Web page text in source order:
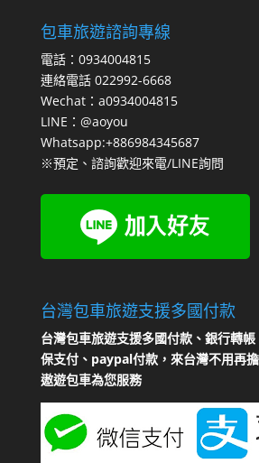
包車旅遊諮詢專線
電話：0934004815
連絡電話 022992-6668
Wechat：a0934004815
LINE：@aoyou
Whatsapp:+886984345687
※預定、諮詢歡迎來電/LINE詢問
台灣包車旅遊支援多國付款
台灣包車旅遊支援多國付款、銀行轉
保支付、paypal付款，來台灣不用再
遨遊包車為您服務